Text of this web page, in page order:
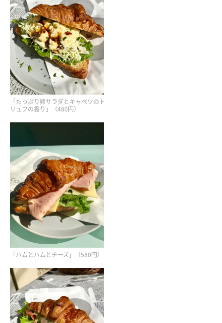
「たっぷり卵サラダとキャベツのト
リュフの香り」（480円）
「ハムとハムとチーズ」（580円）